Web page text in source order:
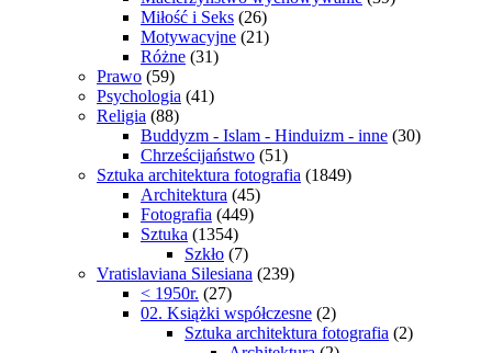
Miłość i Seks (26)
Motywacyjne (21)
Różne (31)
Prawo (59)
Psychologia (41)
Religia (88)
Buddyzm - Islam - Hinduizm - inne (30)
Chrześcijaństwo (51)
Sztuka architektura fotografia (1849)
Architektura (45)
Fotografia (449)
Sztuka (1354)
Szkło (7)
Vratislaviana Silesiana (239)
< 1950r. (27)
02. Książki współczesne (2)
Sztuka architektura fotografia (2)